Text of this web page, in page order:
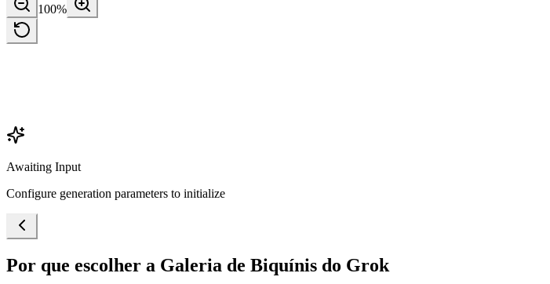
100%
Awaiting Input
Configure generation parameters to initialize
Por que escolher a Galeria de Biquínis do Grok